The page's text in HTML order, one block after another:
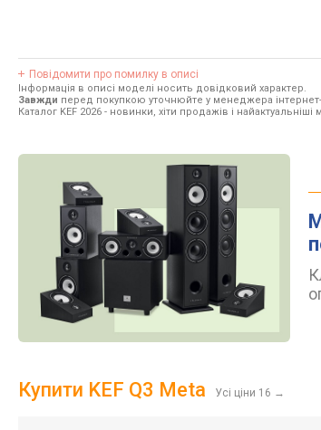
Повідомити про помилку в описі
Інформація в описі моделі носить довідковий характер.
Завжди перед покупкою уточнюйте у менеджера
Каталог KEF 2026 - новинки, хіти продажів і найактуальніші
Купити KEF Q3 Meta Усі ціни 16 →